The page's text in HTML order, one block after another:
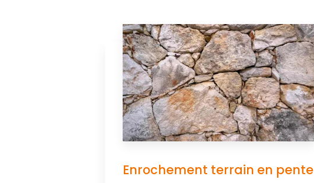
Enrochement terrain en pente